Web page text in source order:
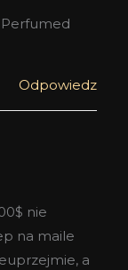
Odpowiedz
nie
na maile
a